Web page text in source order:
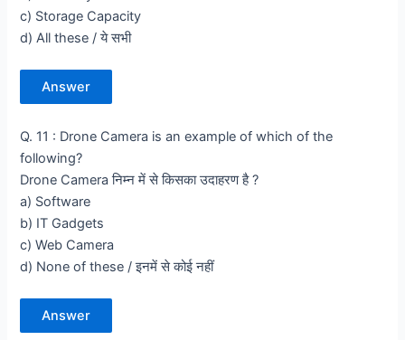
c) Storage Capacity
d) All these / ये सभी
Answer
Q. 11 : Drone Camera is an example of which of the
following?
Drone Camera निम्न में से किसका उदाहरण है ?
a) Software
b) IT Gadgets
c) Web Camera
d) None of these / इनमें से कोई नहीं
Answer